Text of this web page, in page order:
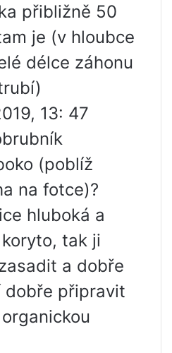
přibližně 50
je (v hloubce
délce záhonu
13: 47
(poblíž
na fotce)?
hluboká a
tak ji
a dobře
dobře připravit